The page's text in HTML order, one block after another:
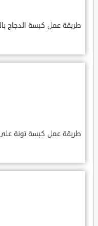
طريقة عمل كبسة الدجاج
طريقة عمل كبسة تونة